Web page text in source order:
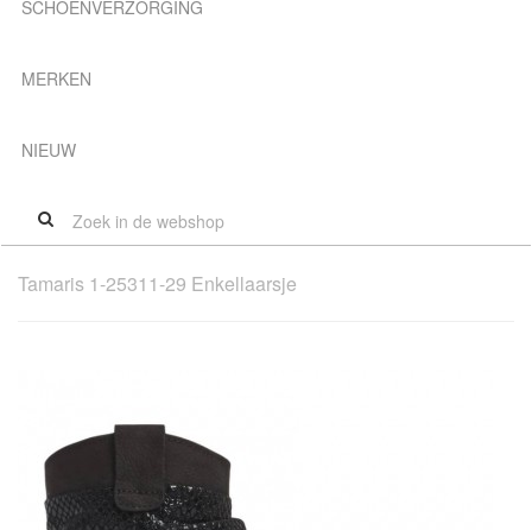
SCHOENVERZORGING
MERKEN
NIEUW
Tamaris 1-25311-29 Enkellaarsje